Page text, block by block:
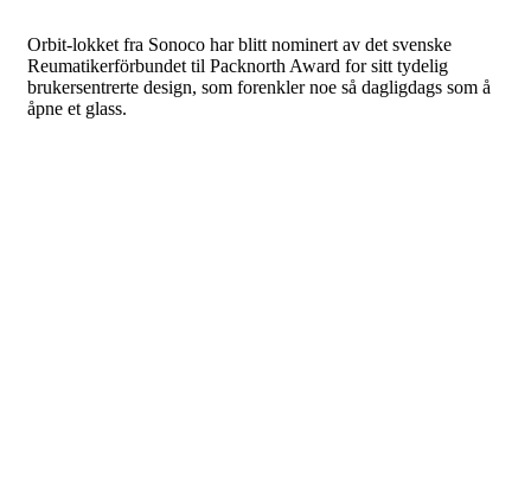
Orbit-lokket fra Sonoco har blitt nominert av det svenske
Reumatikerförbundet til Packnorth Award for sitt tydelig
brukersentrerte design, som forenkler noe så dagligdags som å
åpne et glass.